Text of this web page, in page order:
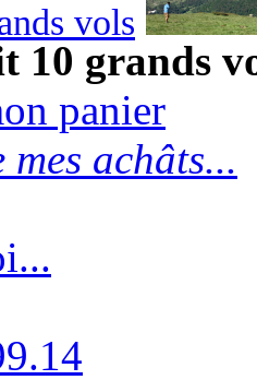
vols
10 grands
panier
achâts...